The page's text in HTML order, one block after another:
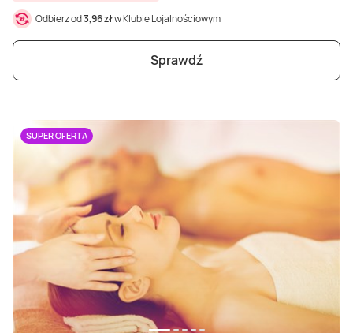
Odbierz od3,96 złw Klubie Lojalnościowym
Sprawdź
SUPER OFERTA